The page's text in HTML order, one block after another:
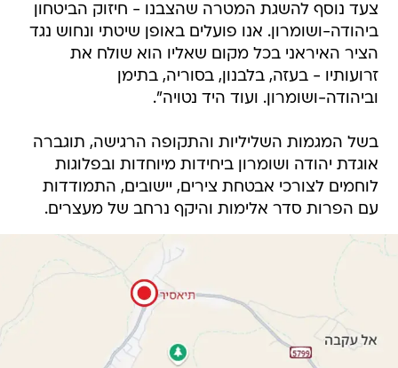
צעד נוסף להשגת המטרה שהצבנו - חיזוק הביטחון
ביהודה-ושומרון. אנו פועלים באופן שיטתי ונחוש נגד
הציר האיראני בכל מקום שאליו הוא שולח את
זרועותיו - בעזה, בלבנון, בסוריה, בתימן
וביהודה-ושומרון. ועוד היד נטויה".
בשל המגמות השליליות והתקופה הרגישה, תוגברה
אוגדת יהודה ושומרון ביחידות מיוחדות ובפלוגות
לוחמים לצורכי אבטחת צירים, יישובים, התמודדות
עם הפרות סדר אלימות והיקף נרחב של מעצרים.